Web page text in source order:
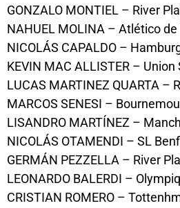
GONZALO MONTIEL – River
NAHUEL MOLINA – Atlético
NICOLÁS CAPALDO –
KEVIN MAC ALLISTER – Union
LUCAS MARTINEZ QUARTA –
MARCOS SENESI –
LISANDRO MARTÍNEZ –
NICOLÁS OTAMENDI – SL
GERMÁN PEZZELLA – River
LEONARDO BALERDI –
CRISTIAN ROMERO –